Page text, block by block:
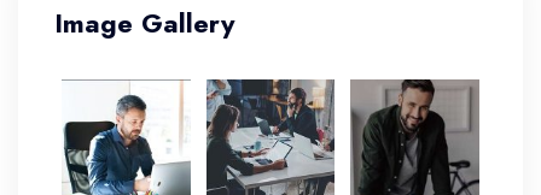
Image Gallery